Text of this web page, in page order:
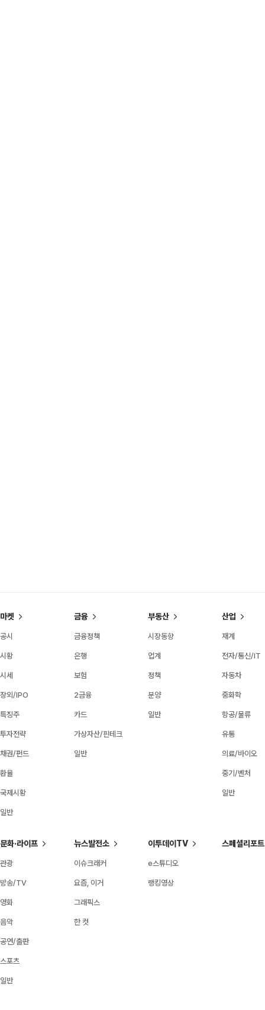
마켓
공시
시황
시세
장외/IPO
특징주
투자전략
채권/펀드
환율
국제시황
일반
금융
금융정책
은행
보험
2금융
카드
가상자산/핀테크
일반
부동산
시장동향
업계
정책
분양
일반
산업
재계
전자/통신/IT
자동차
중화학
항공/물류
유통
의료/바이오
중기/벤처
일반
문화·라이프
관광
방송/TV
영화
음악
공연/출판
스포츠
일반
뉴스발전소
이슈크래커
요즘, 이거
그래픽스
한 컷
이투데이TV
e스튜디오
랭킹영상
스페셜리포트